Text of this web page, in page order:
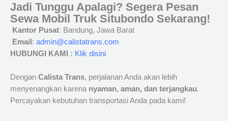
Jadi Tunggu Apalagi? Segera Pesan
Sewa Mobil Truk Situbondo Sekarang!
Kantor Pusat: Bandung, Jawa Barat
Email : admin@calistatrans.com
HUBUNGI KAMI : Klik disini
Dengan Calista Trans, perjalanan Anda akan lebih
menyenangkan karena nyaman, aman, dan terjangkau.
Percayakan kebutuhan transportasi Anda pada kami!